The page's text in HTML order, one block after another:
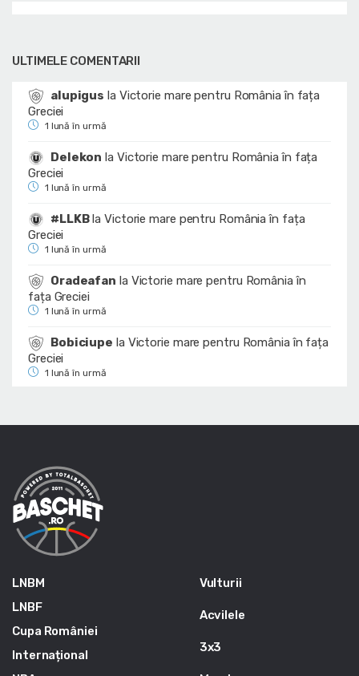
ULTIMELE COMENTARII
alupigus la Victorie mare pentru România în fața
Greciei
1 lună în urmă
Delekon la Victorie mare pentru România în fața
Greciei
1 lună în urmă
#LLKBlaVictorie mare pentru România în fața
Greciei
1 lună în urmă
Oradeafan la Victorie mare pentru România în
fața Greciei
1 lună în urmă
Bobiciupe la Victorie mare pentru România în fața
Greciei
1 lună în urmă
LNBM
LNBF
Cupa României
Internațional
Vulturii
Acvilele
3x3